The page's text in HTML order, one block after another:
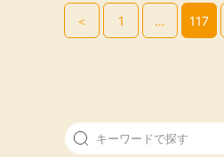
＜ 1 … 117